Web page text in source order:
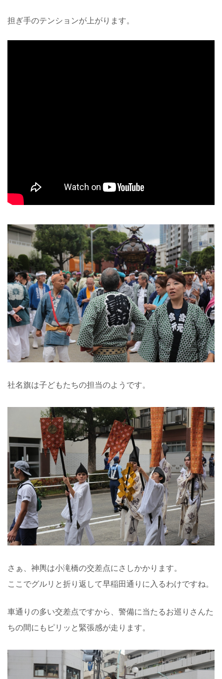
担ぎ手のテンションが上がります。
社名旗は子どもたちの担当のようです。
さぁ、神輿は小滝橋の交差点にさしかかります。
ここでグルリと折り返して早稲田通りに入るわけですね。
車通りの多い交差点ですから、警備に当たるお巡りさんた
ちの間にもピリッと緊張感が走ります。